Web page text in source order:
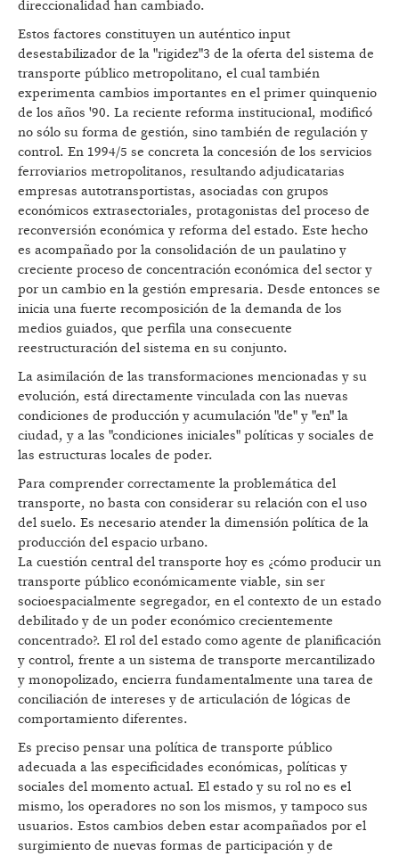
direccionalidad han cambiado.
Estos factores constituyen un auténtico input
desestabilizador de la "rigidez"3 de la oferta del sistema de
transporte público metropolitano, el cual también
experimenta cambios importantes en el primer quinquenio
de los años '90. La reciente reforma institucional, modificó
no sólo su forma de gestión, sino también de regulación y
control. En 1994/5 se concreta la concesión de los servicios
ferroviarios metropolitanos, resultando adjudicatarias
empresas autotransportistas, asociadas con grupos
económicos extrasectoriales, protagonistas del proceso de
reconversión económica y reforma del estado. Este hecho
es acompañado por la consolidación de un paulatino y
creciente proceso de concentración económica del sector y
por un cambio en la gestión empresaria. Desde entonces se
inicia una fuerte recomposición de la demanda de los
medios guiados, que perfila una consecuente
reestructuración del sistema en su conjunto.
La asimilación de las transformaciones mencionadas y su
evolución, está directamente vinculada con las nuevas
condiciones de producción y acumulación "de" y "en" la
ciudad, y a las "condiciones iniciales" políticas y sociales de
las estructuras locales de poder.
Para comprender correctamente la problemática del
transporte, no basta con considerar su relación con el uso
del suelo. Es necesario atender la dimensión política de la
producción del espacio urbano.
La cuestión central del transporte hoy es ¿cómo producir un
transporte público económicamente viable, sin ser
socioespacialmente segregador, en el contexto de un estado
debilitado y de un poder económico crecientemente
concentrado?. El rol del estado como agente de planificación
y control, frente a un sistema de transporte mercantilizado
y monopolizado, encierra fundamentalmente una tarea de
conciliación de intereses y de articulación de lógicas de
comportamiento diferentes.
Es preciso pensar una política de transporte público
adecuada a las especificidades económicas, políticas y
sociales del momento actual. El estado y su rol no es el
mismo, los operadores no son los mismos, y tampoco sus
usuarios. Estos cambios deben estar acompañados por el
surgimiento de nuevas formas de participación y de